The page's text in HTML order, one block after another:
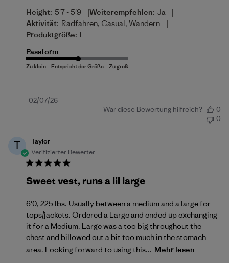
Height: 5'7 - 5'9 |Weiterempfehlen: Ja |
Aktivität: Radfahren, Casual, Wandern |
Produktgröße: L
Passform
Veröffentlichungsdatum
02/07/26
War diese Bewertung hilfreich?
0
0
T
Taylor
Verifizierter Bewerter
Sweet vest, runs a lil large
6'0, 225 lbs. Usually between a medium and a large for
tops/jackets. Ordered a Large and ended up exchanging
it for a Medium. Large was a too big throughout the
chest and billowed out a bit too much in the stomach
area. Looking forward to using this... Mehr lesen